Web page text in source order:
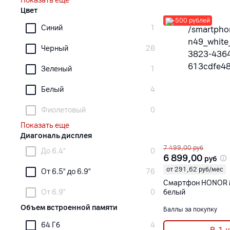
Цвет
Синий
1
Черный 28
Зеленый 1
Белый 4
Фиолетовый
0
Показать еще
Диагональ дисплея
До 6.4"
0
От 6.5" до 6.9" 76
От 6.9"
0
Объем встроенной памяти
64 Гб
4
-500 рублей
7 499,00 руб
6 899,00 руб
от 291,62 руб/мес
Смартфон
белый
Баллы за покупку